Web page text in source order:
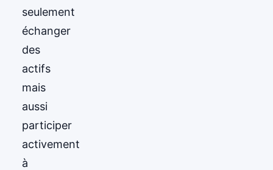
seulement
échanger
des
actifs
mais
aussi
participer
activement
à